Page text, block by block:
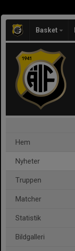
Basket
Hem
Nyheter
Truppen
Matcher
Statistik
Bildgalleri